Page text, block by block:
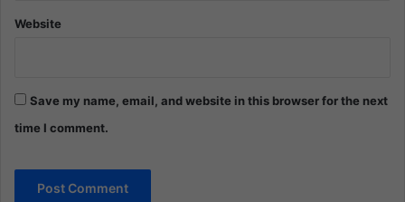
Website
Save my name, email, and website in this browser for the next
time I comment.